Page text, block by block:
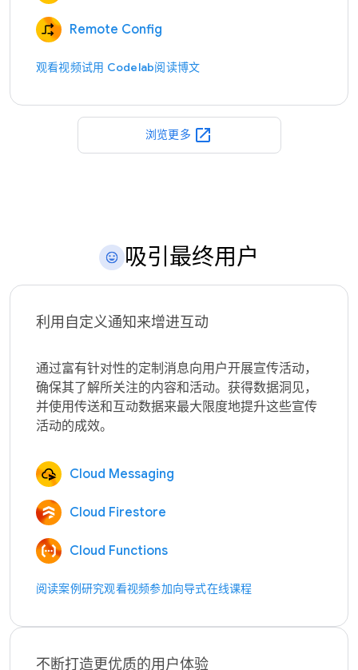
Remote Config
观看视频试用 Codelab阅读博文
浏览更多 open_in_new
吸引最终用户
利用自定义通知来增进互动
通过富有针对性的定制消息向用户开展宣传活动，
确保其了解所关注的内容和活动。获得数据洞见，
并使用传送和互动数据来最大限度地提升这些宣传
Cloud Messaging
Cloud Firestore
Cloud Functions
阅读案例研究观看视频参加向导式在线课程
不断打造更优质的用户体验